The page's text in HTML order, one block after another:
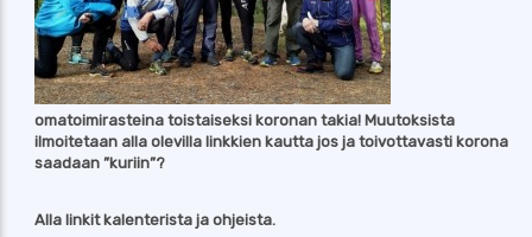
omatoimirasteina toistaiseksi koronan takia! Muutoksista
ilmoitetaan alla olevilla linkkien kautta jos ja toivottavasti korona
saadaan ”kuriin”?
Alla linkit kalenterista ja ohjeista.